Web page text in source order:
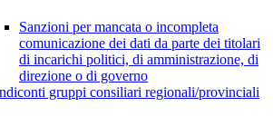
Sanzioni per mancata o incompleta
comunicazione dei dati da parte dei titolari
di incarichi politici, di amministrazione, di
direzione o di governo
gruppi consiliari regionali/provinciali